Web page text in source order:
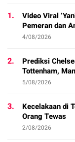
1.
Video Viral
Pemeran dan
4/08/2026
2.
Prediksi
Tottenham,
5/08/2026
3.
Kecelakaan di
Orang Tewas
2/08/2026